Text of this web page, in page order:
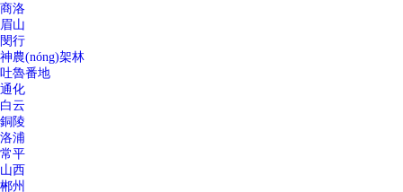
商洛
眉山
閔行
神農(nóng)架林
吐魯番地
通化
白云
銅陵
洛浦
常平
山西
郴州